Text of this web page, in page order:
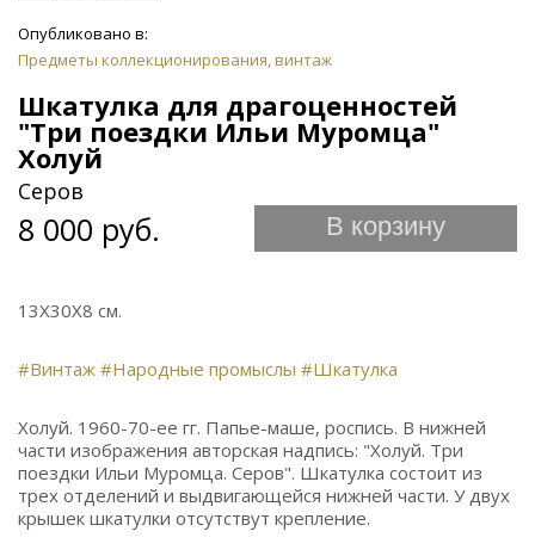
Опубликовано в:
Предметы коллекционирования, винтаж
Шкатулка для драгоценностей
"Три поездки Ильи Муромца"
Холуй
Серов
8 000 руб. В корзину
13Х30Х8 см.
#Винтаж #Народные промыслы #Шкатулка
Холуй. 1960-70-ее гг. Папье-маше, роспись. В нижней
части изображения авторская надпись: "Холуй. Три
поездки Ильи Муромца. Серов". Шкатулка состоит из
трех отделений и выдвигающейся нижней части. У двух
крышек шкатулки отсутствут крепление.